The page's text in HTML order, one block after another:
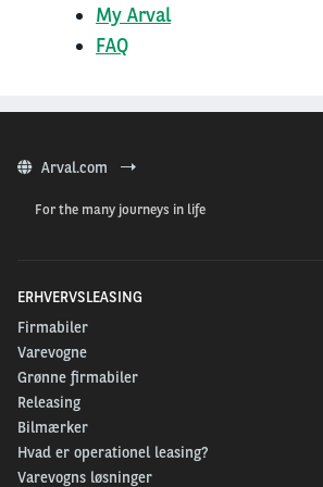
My Arval
FAQ
Arval.com
For the many journeys in life
ERHVERVSLEASING
Firmabiler
Varevogne
Grønne firmabiler
Releasing
Bilmærker
Hvad er operationel leasing?
Varevogns løsninger